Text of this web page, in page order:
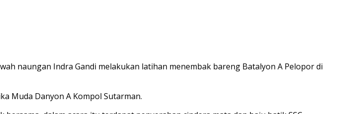
naungan Indra Gandi melakukan latihan menembak bareng Batalyon A Pelopor di
Muda Danyon A Kompol Sutarman.